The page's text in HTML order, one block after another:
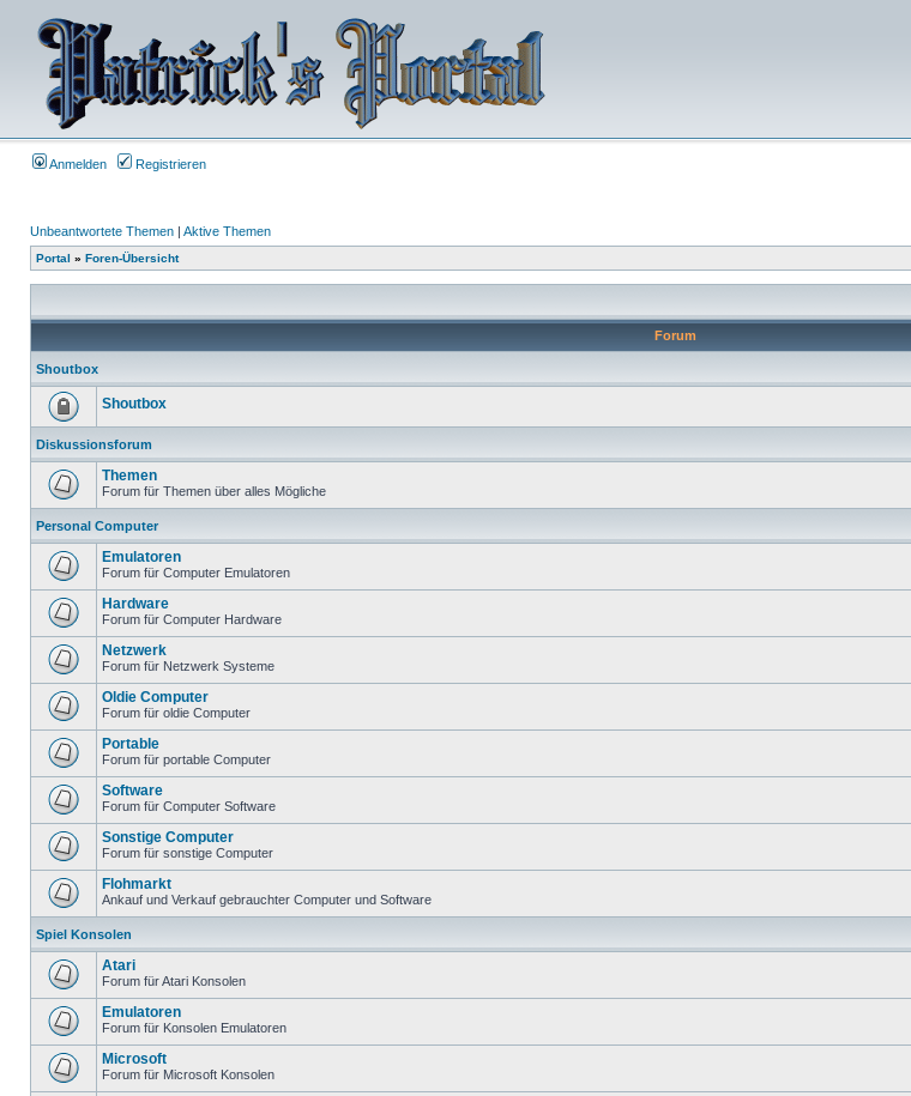
Anmelden Registrieren
Unbeantwortete Themen | Aktive Themen
Portal » Foren-Übersicht
Forum
Shoutbox
Shoutbox
Diskussionsforum
Themen
Forum für Themen über alles Mögliche
Personal Computer
Emulatoren
Forum für Computer Emulatoren
Hardware
Forum für Computer Hardware
Netzwerk
Forum für Netzwerk Systeme
Oldie Computer
Forum für oldie Computer
Portable
Forum für portable Computer
Software
Forum für Computer Software
Sonstige Computer
Forum für sonstige Computer
Flohmarkt
Ankauf und Verkauf gebrauchter Computer und Software
Spiel Konsolen
Atari
Forum für Atari Konsolen
Emulatoren
Forum für Konsolen Emulatoren
Microsoft
Forum für Microsoft Konsolen